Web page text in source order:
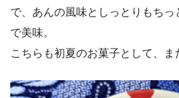
で、あんの風味としっとりもち
で美味。
こちらも初夏のお菓子として、ま